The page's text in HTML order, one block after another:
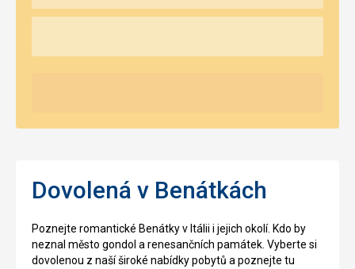
Dovolená v Benátkách
Poznejte romantické Benátky v Itálii i jejich okolí. Kdo by
neznal město gondol a renesančních památek. Vyberte si
dovolenou z naší široké nabídky pobytů a poznejte tu